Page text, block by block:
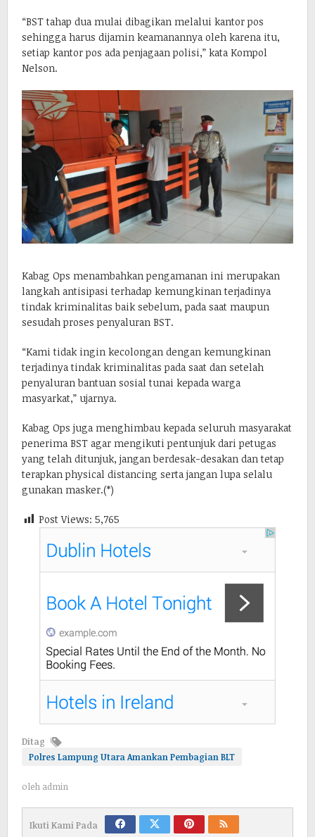
“BST tahap dua mulai dibagikan melalui kantor pos
sehingga harus dijamin keamanannya oleh karena itu,
setiap kantor pos ada penjagaan polisi,” kata Kompol
Nelson.
Kabag Ops menambahkan pengamanan ini merupakan
langkah antisipasi terhadap kemungkinan terjadinya
tindak kriminalitas baik sebelum, pada saat maupun
sesudah proses penyaluran BST.
“Kami tidak ingin kecolongan dengan kemungkinan
terjadinya tindak kriminalitas pada saat dan setelah
penyaluran bantuan sosial tunai kepada warga
masyarkat,” ujarnya.
Kabag Ops juga menghimbau kepada seluruh masyarakat
penerima BST agar mengikuti pentunjuk dari petugas
yang telah ditunjuk, jangan berdesak-desakan dan tetap
terapkan physical distancing serta jangan lupa selalu
gunakan masker.(*)
Post Views: 5,765
Ditag
Polres Lampung Utara Amankan Pembagian BLT
oleh admin
Ikuti Kami Pada